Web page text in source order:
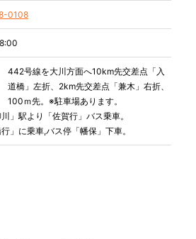
0108
442号線を大川方面へ10km先交差点「入
道橋」左折、2km先交差点「兼木」右折、
100ｍ先。※駐車場あります。
」駅より「佐賀行」バス乗車。
行」に乗車,バス停「幡保」下車。